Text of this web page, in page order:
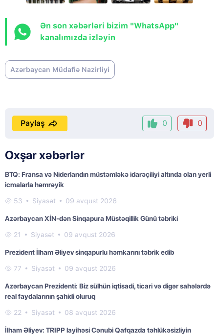
Ən son xəbərləri bizim "WhatsApp"
kanalımızda izləyin
Azərbaycan Müdafiə Nazirliyi
0 0
Paylaş
Oxşar xəbərlər
BTQ: Fransa və Niderlandın müstəmləkə idarəçiliyi altında olan yerli
icmalarla həmrəyik
53 Siyasət 09 avqust 2026
Azərbaycan XİN-dən Sinqapura Müstəqillik Günü təbriki
21 Siyasət 09 avqust 2026
Prezident İlham Əliyev sinqapurlu həmkarını təbrik edib
77 Siyasət 09 avqust 2026
Azərbaycan Prezidenti: Biz sülhün iqtisadi, ticari və digər sahələrdə
real faydalarının şahidi oluruq
22 Siyasət 08 avqust 2026
İlham Əliyev: TRIPP layihəsi Cənubi Qafqazda təhlükəsizliyin